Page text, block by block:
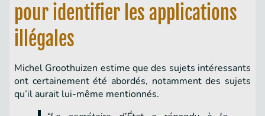
pour identifier les applications
illégales
Michel Groothuizen estime que des sujets intéressants
ont certainement été abordés, notamment des sujets
qu’il aurait lui-même mentionnés.